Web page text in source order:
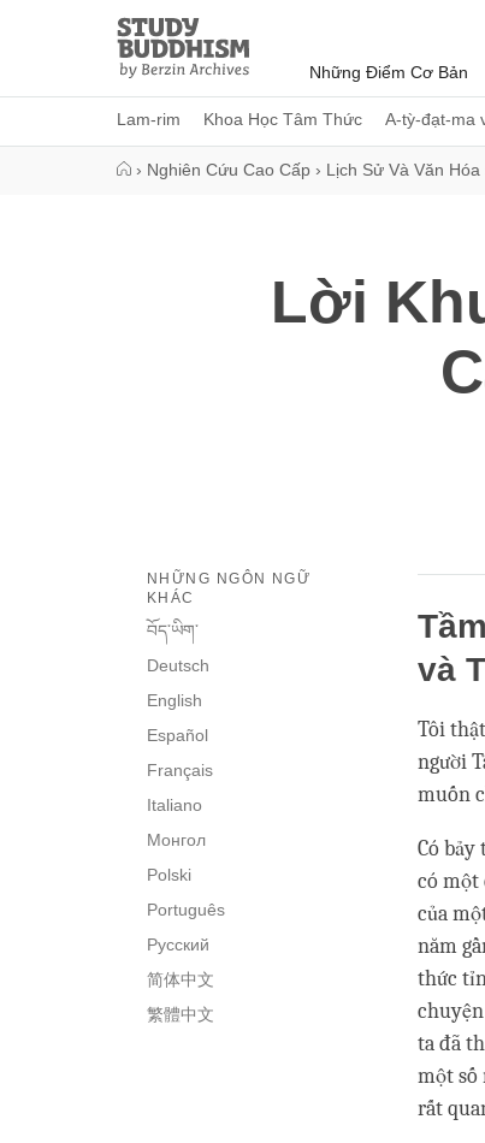
Study
Buddhism
Home
Những Điểm Cơ Bản
Lam-rim Khoa Học Tâm Thức A-tỳ-đạt-ma
› Nghiên Cứu Cao Cấp › Lịch Sử Và Văn Hóa
Lời
NHỮNG NGÔN NGỮ
KHÁC
བོད་ཡིག་
Deutsch
English
Español
Français
Italiano
Монгол
Polski
Português
Русский
简体中文
繁體中文
và
Tôi
người
muốn
Có
có một
của
năm
thức
ta đã
một số
rất